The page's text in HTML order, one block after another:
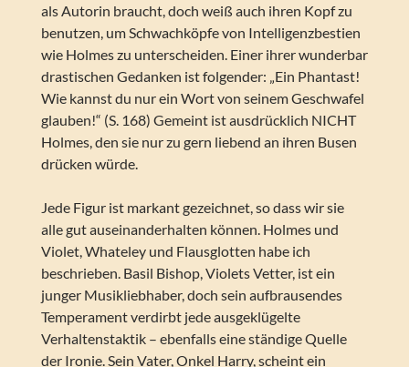
als Autorin braucht, doch weiß auch ihren Kopf zu
benutzen, um Schwachköpfe von Intelligenzbestien
wie Holmes zu unterscheiden. Einer ihrer wunderbar
drastischen Gedanken ist folgender: „Ein Phantast!
Wie kannst du nur ein Wort von seinem Geschwafel
glauben!“ (S. 168) Gemeint ist ausdrücklich NICHT
Holmes, den sie nur zu gern liebend an ihren Busen
drücken würde.
Jede Figur ist markant gezeichnet, so dass wir sie
alle gut auseinanderhalten können. Holmes und
Violet, Whateley und Flausglotten habe ich
beschrieben. Basil Bishop, Violets Vetter, ist ein
junger Musikliebhaber, doch sein aufbrausendes
Temperament verdirbt jede ausgeklügelte
Verhaltenstaktik – ebenfalls eine ständige Quelle
der Ironie. Sein Vater, Onkel Harry, scheint ein